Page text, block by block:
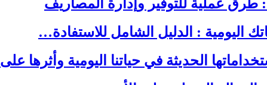
الحديثة في حياتنا اليومية وأثرها